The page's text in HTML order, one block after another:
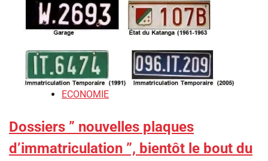
ECONOMIE
Dossiers ” nouvelles plaques
d’immatriculation ”, bientôt le bout du